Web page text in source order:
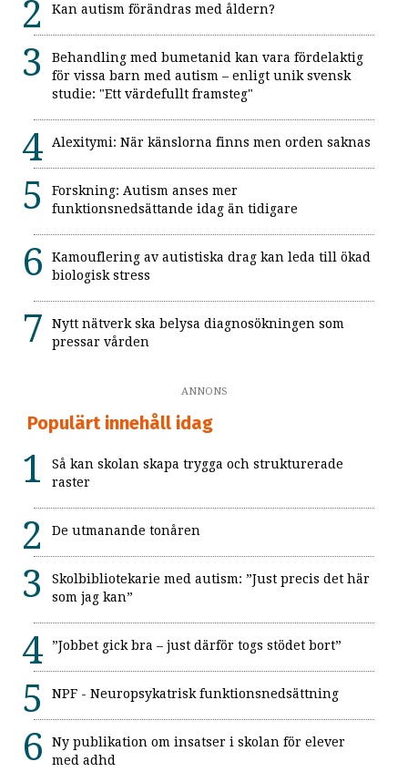
Kan autism förändras med åldern?
Behandling med bumetanid kan vara fördelaktig
för vissa barn med autism – enligt unik svensk
studie: "Ett värdefullt framsteg"
Alexitymi: När känslorna finns men orden saknas
Forskning: Autism anses mer
funktionsnedsättande idag än tidigare
Kamouflering av autistiska drag kan leda till ökad
biologisk stress
Nytt nätverk ska belysa diagnosökningen som
pressar vården
ANNONS
Populärt innehåll idag
Så kan skolan skapa trygga och strukturerade
raster
De utmanande tonåren
Skolbibliotekarie med autism: ”Just precis det här
som jag kan”
”Jobbet gick bra – just därför togs stödet bort”
NPF - Neuropsykatrisk funktionsnedsättning
Ny publikation om insatser i skolan för elever
med adhd